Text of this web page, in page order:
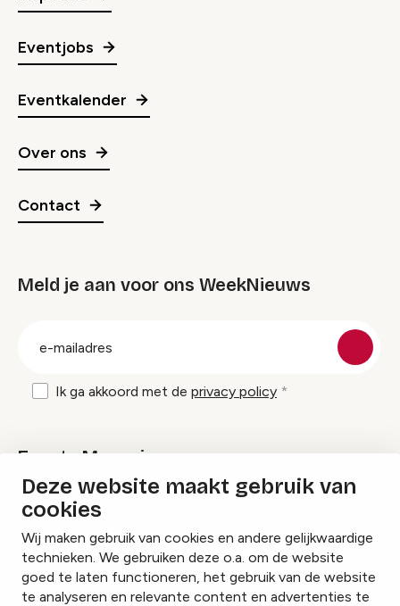
Deze website maakt gebruik van
cookies
Wij maken gebruik van cookies en andere gelijkwaardige
technieken. We gebruiken deze o.a. om de website
goed te laten functioneren, het gebruik van de website
te analyseren en relevante content en advertenties te
Eventjobs
Eventkalender
Over ons
Contact
Meld je aan voor ons WeekNieuws
Ik ga akkoord met de privacy policy
Events Magazine
Ik ontvang graag Events Magazine